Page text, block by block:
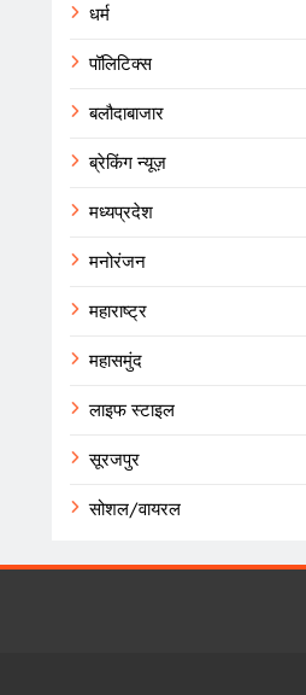
धर्म
पॉलिटिक्स
बलौदाबाजार
ब्रेकिंग न्यूज़
मध्यप्रदेश
मनोरंजन
महाराष्ट्र
महासमुंद
लाइफ स्टाइल
सूरजपुर
सोशल/वायरल